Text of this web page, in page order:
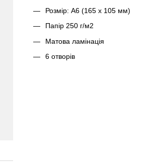
Розмір: А6 (165 х 105 мм)
Папір 250 г/м2
Матова ламінація
6 отворів